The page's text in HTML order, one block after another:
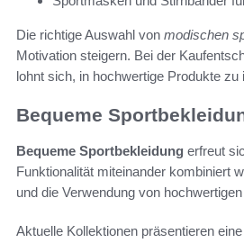
Die richtige Auswahl von modischen
Motivation steigern. Bei der
lohnt sich, in hochwertige Produkte
Bequeme
Bequeme Sportbekleidung erfreut
Funktionalität miteinander kombiniert
und die Verwendung von
Aktuelle Kollektionen präsentieren